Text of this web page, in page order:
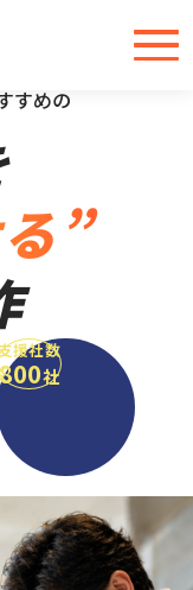
ら安心／
すめの
”
支援社数
800社